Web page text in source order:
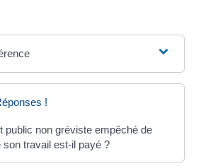
!
public non gréviste empêché de
son travail est-il payé ?